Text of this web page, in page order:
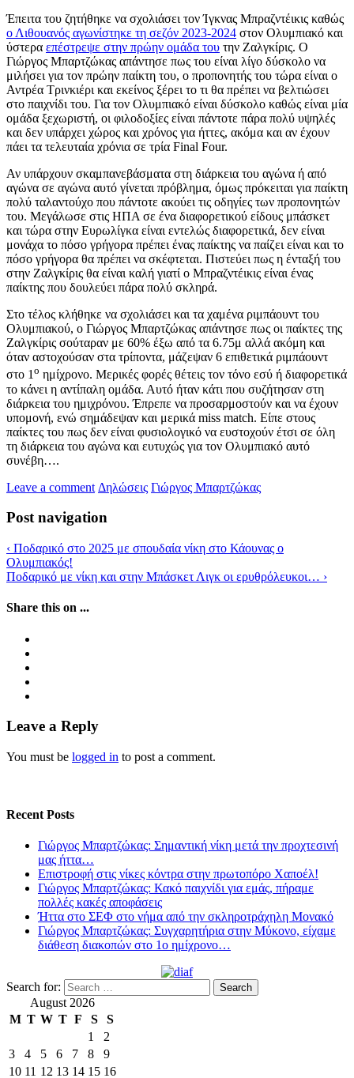
Έπειτα του ζητήθηκε να σχολιάσει τον Ίγκνας Μπραζντέικις καθώς
ο Λιθουανός αγωνίστηκε τη σεζόν 2023-2024 στον Ολυμπιακό και
ύστερα επέστρεψε στην πρώην ομάδα του την Ζαλγκίρις. Ο
Γιώργος Μπαρτζώκας απάντησε πως του είναι λίγο δύσκολο να
μιλήσει για τον πρώην παίκτη του, ο προπονητής του τώρα είναι ο
Αντρέα Τρινκιέρι και εκείνος ξέρει το τι θα πρέπει να βελτιώσει
στο παιχνίδι του. Για τον Ολυμπιακό είναι δύσκολο καθώς είναι μία
ομάδα ξεχωριστή, οι φιλοδοξίες είναι πάντοτε πάρα πολύ υψηλές
και δεν υπάρχει χώρος και χρόνος για ήττες, ακόμα και αν έχουν
πάει τα τελευταία χρόνια σε τρία Final Four.
Αν υπάρχουν σκαμπανεβάσματα στη διάρκεια του αγώνα ή από
αγώνα σε αγώνα αυτό γίνεται πρόβλημα, όμως πρόκειται για παίκτη
πολύ ταλαντούχο που πάντοτε ακούει τις οδηγίες των προπονητών
του. Μεγάλωσε στις ΗΠΑ σε ένα διαφορετικού είδους μπάσκετ
και τώρα στην Ευρωλίγκα είναι εντελώς διαφορετικά, δεν είναι
μονάχα το πόσο γρήγορα πρέπει ένας παίκτης να παίζει είναι και το
πόσο γρήγορα θα πρέπει να σκέφτεται. Πιστεύει πως η ένταξή του
στην Ζαλγκίρις θα είναι καλή γιατί ο Μπραζντέικις είναι ένας
παίκτης που δουλεύει πάρα πολύ σκληρά.
Στο τέλος κλήθηκε να σχολιάσει και τα χαμένα ριμπάουντ του
Ολυμπιακού, ο Γιώργος Μπαρτζώκας απάντησε πως οι παίκτες της
Ζαλγκίρις σούταραν με 60% έξω από τα 6.75μ αλλά ακόμη και
όταν αστοχούσαν στα τρίποντα, μάζεψαν 6 επιθετικά ριμπάουντ
στο 1ο ημίχρονο. Μερικές φορές θέτεις τον τόνο εσύ ή διαφορετικά
το κάνει η αντίπαλη ομάδα. Αυτό ήταν κάτι που συζήτησαν στη
διάρκεια του ημιχρόνου. Έπρεπε να προσαρμοστούν και να έχουν
υπομονή, ενώ σημάδεψαν και μερικά miss match. Είπε στους
παίκτες του πως δεν είναι φυσιολογικό να ευστοχούν έτσι σε όλη
τη διάρκεια του αγώνα και ευτυχώς για τον Ολυμπιακό αυτό
συνέβη….
Leave a comment Δηλώσεις Γιώργος Μπαρτζώκας
Post navigation
‹ Ποδαρικό στο 2025 με σπουδαία νίκη στο Κάουνας ο
Ολυμπιακός!
Ποδαρικό με νίκη και στην Μπάσκετ Λιγκ οι ερυθρόλευκοι… ›
Share this on ...
Leave a Reply
You must be logged in to post a comment.
Recent Posts
Γιώργος Μπαρτζώκας: Σημαντική νίκη μετά την προχτεσινή
μας ήττα…
Επιστροφή στις νίκες κόντρα στην πρωτοπόρο Χαποέλ!
Γιώργος Μπαρτζώκας: Κακό παιχνίδι για εμάς, πήραμε
πολλές κακές αποφάσεις
Ήττα στο ΣΕΦ στο νήμα από την σκληροτράχηλη Μονακό
Γιώργος Μπαρτζώκας: Συγχαρητήρια στην Μύκονο, είχαμε
διάθεση διακοπών στο 1ο ημίχρονο…
Search for:
August 2026
M T W T F S
S
1
2
3
4 5 6 7 8
9
10 11 12 13 14 15 16